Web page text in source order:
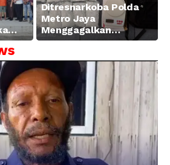
Ditresnarkoba Polda
Metro Jaya
Menggagalkan
Peredaran Sabu 5,3 Kg